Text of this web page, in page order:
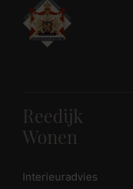
Reedijk
Wonen
Interieuradvies